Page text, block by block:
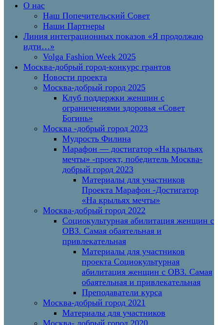
О нас
Наш Попечительский Совет
Наши Партнеры
Линия интеграционных показов «Я продолжаю
идти…»
Volga Fashion Week 2025
Москва-добрый город-конкурс грантов
Новости проекта
Москва-добрый город 2025
Клуб поддержки женщин с
ограничениями здоровья «Совет
Богинь»
Москва -добрый город 2023
Мудрость Филина
Марафон — достигатор «На крыльях
мечты» -проект, победитель Москва-
добрый город 2023
Материалы для участников
Проекта Марафон -Достигатор
«На крыльях мечты»
Москва-добрый город 2022
Социокультурная абилитация женщин с
ОВЗ. Самая обаятельная и
привлекательная
Материалы для участников
проекта Социокультурная
абилитация женщин с ОВЗ. Самая
обаятельная и привлекательная
Преподаватели курса
Москва-добрый город 2021
Материалы для участников
Москва- добрый город 2020